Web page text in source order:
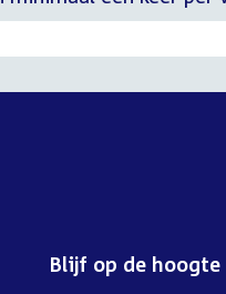
Blijf op de hoogte